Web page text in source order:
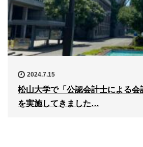
2024.7.15
松山大学で「公認会計士による会
を実施してきました…